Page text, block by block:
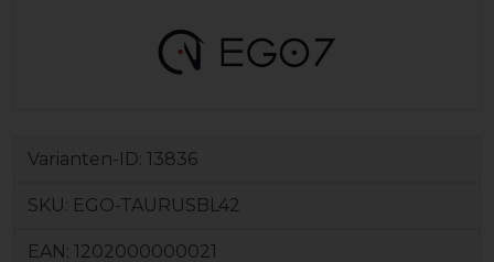
Varianten-ID: 13836
SKU: EGO-TAURUSBL42
EAN: 1202000000021